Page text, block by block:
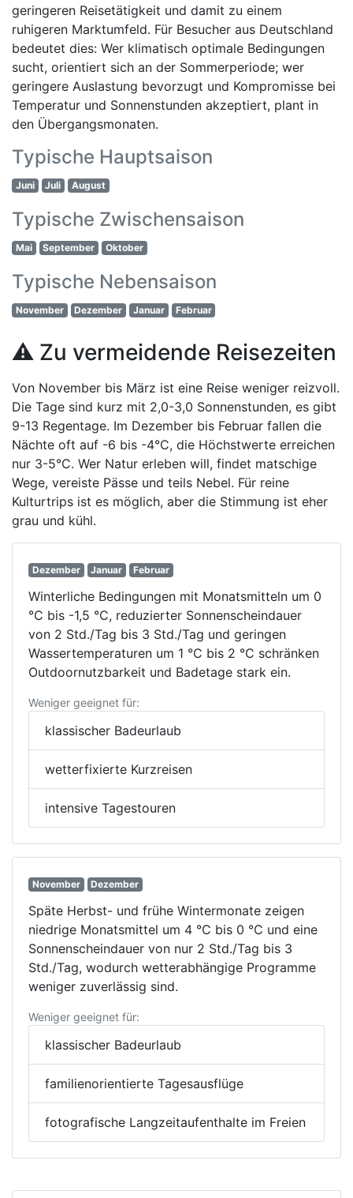
geringeren Reisetätigkeit und damit zu einem
ruhigeren Marktumfeld. Für Besucher aus Deutschland
bedeutet dies: Wer klimatisch optimale Bedingungen
sucht, orientiert sich an der Sommerperiode; wer
geringere Auslastung bevorzugt und Kompromisse bei
Temperatur und Sonnenstunden akzeptiert, plant in
den Übergangsmonaten.
Typische Hauptsaison
Juni Juli August
Typische Zwischensaison
Mai September Oktober
Typische Nebensaison
November Dezember Januar Februar
⚠️ Zu vermeidende Reisezeiten
Von November bis März ist eine Reise weniger reizvoll.
Die Tage sind kurz mit 2,0-3,0 Sonnenstunden, es gibt
9-13 Regentage. Im Dezember bis Februar fallen die
Nächte oft auf -6 bis -4°C, die Höchstwerte erreichen
nur 3-5°C. Wer Natur erleben will, findet matschige
Wege, vereiste Pässe und teils Nebel. Für reine
Kulturtrips ist es möglich, aber die Stimmung ist eher
grau und kühl.
Dezember Januar Februar
Winterliche Bedingungen mit Monatsmitteln um 0
°C bis -1,5 °C, reduzierter Sonnenscheindauer
von 2 Std./Tag bis 3 Std./Tag und geringen
Wassertemperaturen um 1 °C bis 2 °C schränken
Outdoornutzbarkeit und Badetage stark ein.
Weniger geeignet für:
klassischer Badeurlaub
wetterfixierte Kurzreisen
intensive Tagestouren
November Dezember
Späte Herbst- und frühe Wintermonate zeigen
niedrige Monatsmittel um 4 °C bis 0 °C und eine
Sonnenscheindauer von nur 2 Std./Tag bis 3
Std./Tag, wodurch wetterabhängige Programme
weniger zuverlässig sind.
Weniger geeignet für:
klassischer Badeurlaub
familienorientierte Tagesausflüge
fotografische Langzeitaufenthalte im Freien